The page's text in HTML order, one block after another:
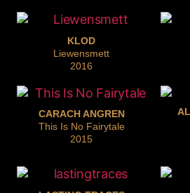
KLOD
Liewensmett
2016
CARACH ANGREN
This Is No Fairytale
2015